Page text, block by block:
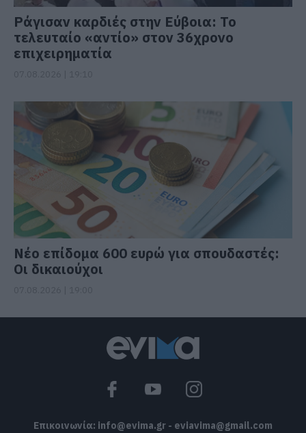
Ράγισαν καρδιές στην Εύβοια: Το
τελευταίο «αντίο» στον 36χρονο
επιχειρηματία
Νέο επίδομα 600 ευρώ για σπουδαστές:
Οι δικαιούχοι
Επικοινωνία: info@evima.gr - eviavima@gmail.com